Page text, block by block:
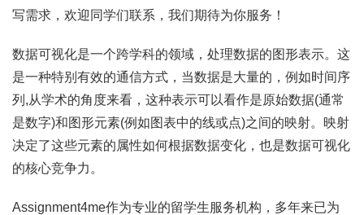
写需求，欢迎同学们联系，我们期待为你服务！
数据可视化是一个跨学科的领域，处理数据的图形表示。这
是一种特别有效的通信方式，当数据是大量的，例如时间序
列,从学术的角度来看，这种表示可以看作是原始数据(通常
是数字)和图形元素(例如图表中的线或点)之间的映射。映射
决定了这些元素的属性如何根据数据变化，也是数据可视化
的核心竞争力。
Assignment4me作为专业的留学生服务机构，多年来已为